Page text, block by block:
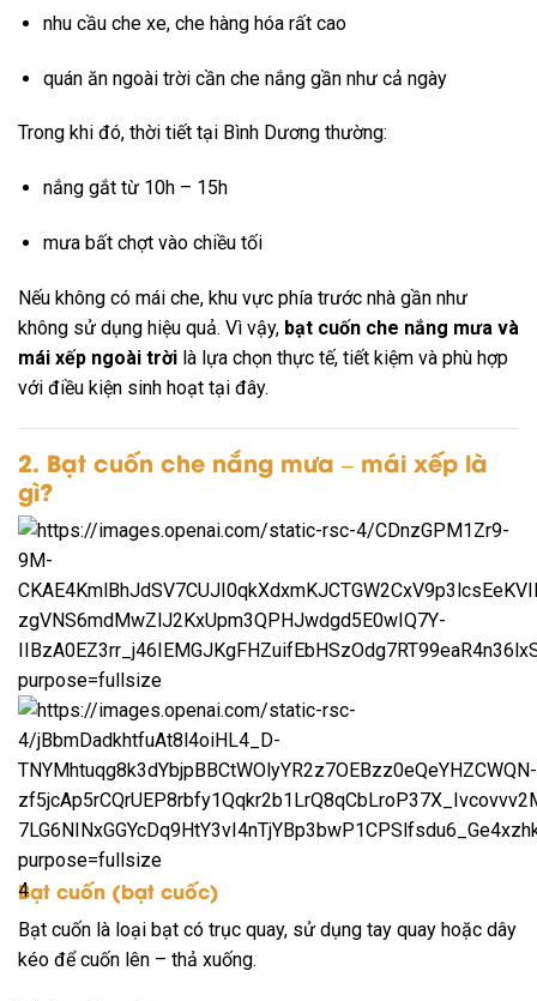
nhu cầu che xe, che hàng hóa rất cao
quán ăn ngoài trời cần che nắng gần như cả ngày
Trong khi đó, thời tiết tại Bình Dương thường:
nắng gắt từ 10h – 15h
mưa bất chợt vào chiều tối
Nếu không có mái che, khu vực phía trước nhà gần như
không sử dụng hiệu quả. Vì vậy, bạt cuốn che nắng mưa và
mái xếp ngoài trời là lựa chọn thực tế, tiết kiệm và phù hợp
với điều kiện sinh hoạt tại đây.
2. Bạt cuốn che nắng mưa – mái xếp là
gì?
4
Bạt cuốn (bạt cuốc)
Bạt cuốn là loại bạt có trục quay, sử dụng tay quay hoặc dây
kéo để cuốn lên – thả xuống.